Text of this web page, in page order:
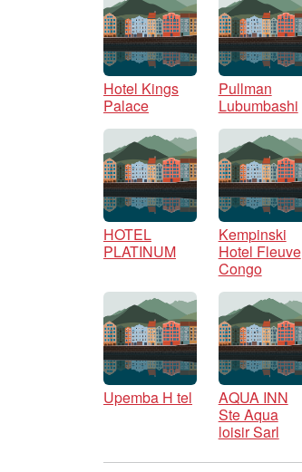
Hotel Kings
Palace
Pullman
Lubumbashi
HOTEL
PLATINUM
Kempinski
Hotel Fleuve
Congo
Upemba H tel
AQUA INN
Ste Aqua
loisir Sarl